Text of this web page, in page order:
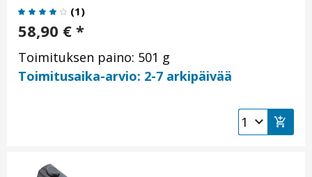
(1)
58,90 € *
Toimituksen paino: 501 g
Toimitusaika-arvio: 2-7 arkipäivää